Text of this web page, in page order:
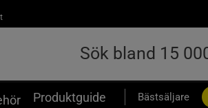
Produktguide Bästsäljare